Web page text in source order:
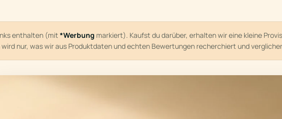
enthalten (mit *Werbung markiert). Kaufst du darüber, erhalten wir eine kleine
nur, was wir aus Produktdaten und echten Bewertungen recherchiert und